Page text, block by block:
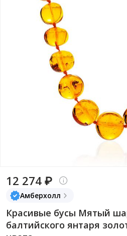
12 274 ₽
Амберхолл
Красивые бусы Мятый
балтийского янтаря